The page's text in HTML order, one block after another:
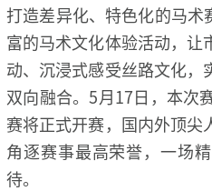
打造差异化、特色化的马术
富的马术文化体验活动，
动、沉浸式感受丝路文化，
双向融合。5月17日，本次
赛将正式开赛，国内外顶尖
角逐赛事最高荣誉，一场
待。